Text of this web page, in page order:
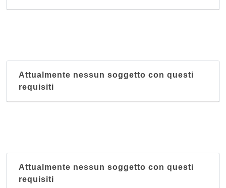
Attualmente nessun soggetto con questi
requisiti
Attualmente nessun soggetto con questi
requisiti